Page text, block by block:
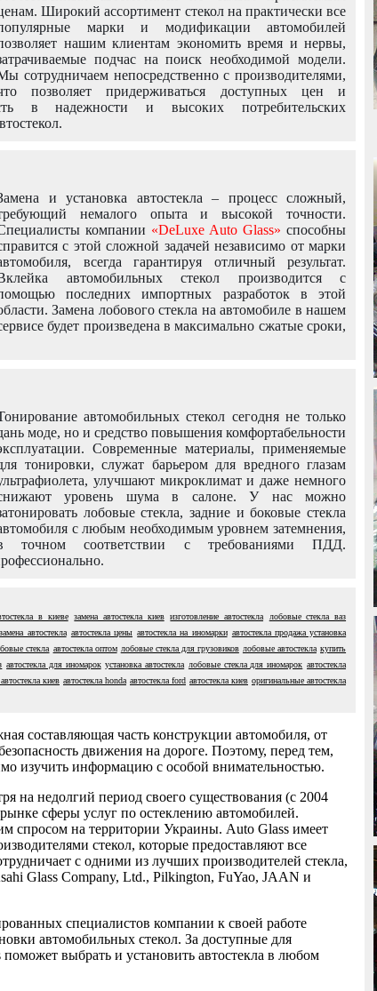
Широкий ассортимент стекол на практически все
марки и модификации автомобилей
нашим клиентам экономить время и нервы,
подчас на поиск необходимой модели.
сотрудничаем непосредственно с производителями,
позволяет придерживаться доступных цен и
в надежности и высоких потребительских
и установка автостекла – процесс сложный,
немалого опыта и высокой точности.
компании «DeLuxe Auto Glass» способны
с этой сложной задачей независимо от марки
всегда гарантируя отличный результат.
автомобильных стекол производится с
последних импортных разработок в этой
Замена лобового стекла на автомобиле в нашем
будет произведена в максимально сжатые сроки,
автомобильных стекол сегодня не только
моде, но и средство повышения комфортабельности
Современные материалы, применяемые
тонировки, служат барьером для вредного глазам
улучшают микроклимат и даже немного
уровень шума в салоне. У нас можно
лобовые стекла, задние и боковые стекла
с любым необходимым уровнем затемнения,
точном соответствии с требованиями ПДД.
в киеве замена автостекла киев изготовление автостекла
лобовые стекла ваз
замена автостекла автостекла цены автостекла на иномарки автостекла продажа установка
стекла автостекла оптом лобовые стекла для грузовиков лобовые автостекла купить
автостекла для иномарок установка автостекла лобовые стекла для иномарок автостекла
киев автостекла honda автостекла ford автостекла киев оригинальные автостекла
составляющая часть конструкции автомобиля, от
движения на дороге. Поэтому, перед тем,
изучить информацию с особой внимательностью.
на недолгий период своего существования (с 2004
сферы услуг по остеклению автомобилей.
спросом на территории Украины. Auto Glass имеет
стекол, которые предоставляют все
с одними из лучших производителей стекла,
Glass Company, Ltd., Pilkington, FuYao, JAAN и
специалистов компании к своей работе
автомобильных стекол. За доступные для
выбрать и установить автостекла в любом